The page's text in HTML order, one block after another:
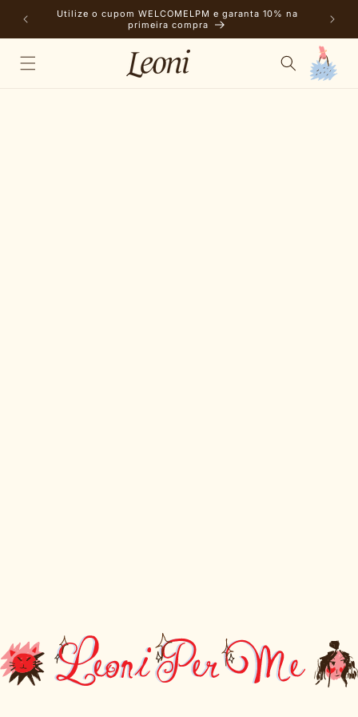
para o
Utilize o cupom WELCOMELPM e garanta 10% na
primeira compra
Frete
Carrinho